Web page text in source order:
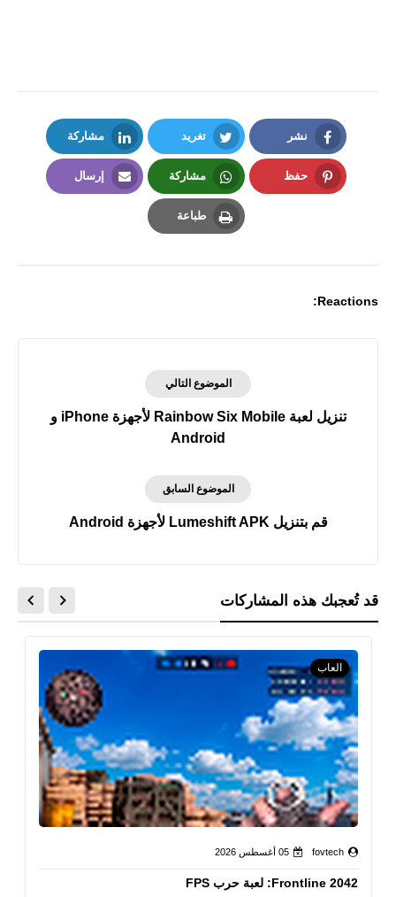
نشر
Facebook
تغريد
Twitter
مشاركة
LinkedIn
حفظ مشاركة
Whatsapp
إرسال
طباعة
Reactions:
الموضوع التالي
تنزيل لعبة Rainbow Six Mobile لأجهزة iPhone و
Android
الموضوع السابق
قم بتنزيل Lumeshift APK لأجهزة Android
قد تُعجبك هذه المشاركات
العاب
fovtech 05 أغسطس 2026
Frontline 2042: لعبة حرب FPS